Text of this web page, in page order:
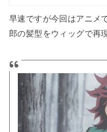
早速ですが今回はアニメ
郎の髪型をウィッグで再